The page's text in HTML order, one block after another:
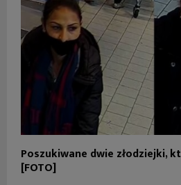
Poszukiwane dwie złodziejki,
[FOTO]